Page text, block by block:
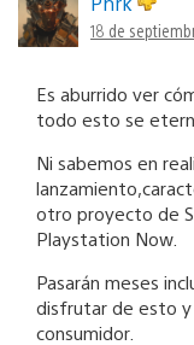
18 de
Es aburrido ver
todo esto se
Ni sabemos en
otro proyecto de
Playstation Now.
Pasarán meses
disfrutar de esto y
consumidor.